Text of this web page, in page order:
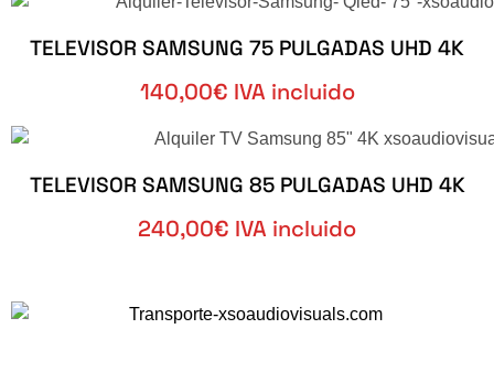
TELEVISOR SAMSUNG 75 PULGADAS UHD 4K
140,00€ IVA incluido
TELEVISOR SAMSUNG 85 PULGADAS UHD 4K
240,00€ IVA incluido